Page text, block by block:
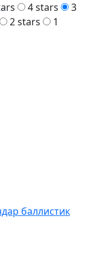
4 stars
3
2 stars
1
баллистик